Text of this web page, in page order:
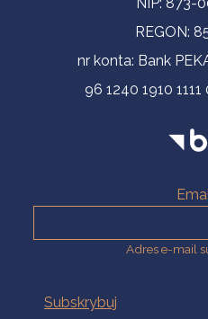
REGON:
nr konta: Bank
96 1240 1910
Adres e-mail